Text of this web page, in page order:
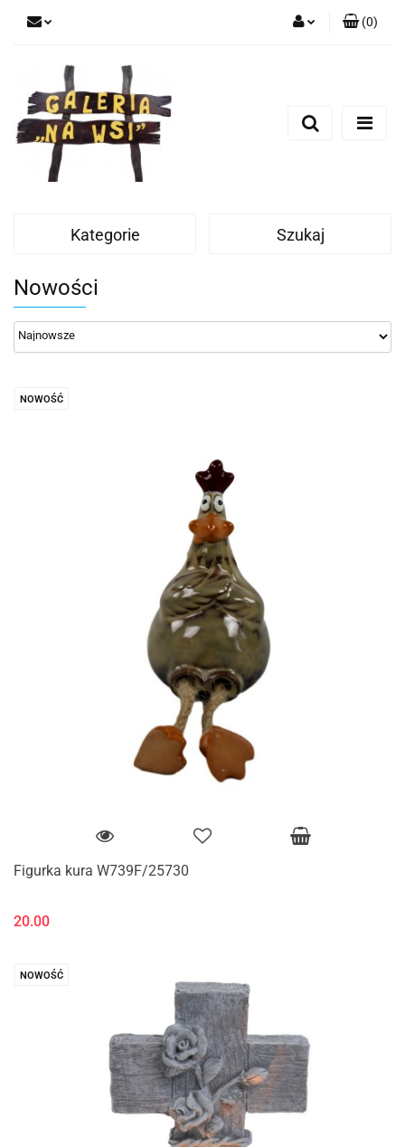
Dodaj zgłoszenie
(0)
Kategorie Szukaj
Nowości
NOWOŚĆ
Figurka kura W739F/25730
20.00
NOWOŚĆ